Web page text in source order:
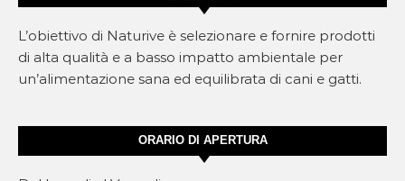
L’obiettivo di Naturive è selezionare e fornire prodotti
di alta qualità e a basso impatto ambientale per
un’alimentazione sana ed equilibrata di cani e gatti.
ORARIO DI APERTURA